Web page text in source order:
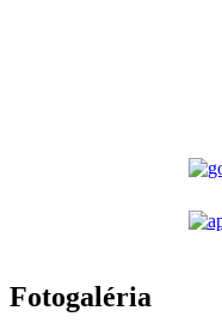
Fotogaléria